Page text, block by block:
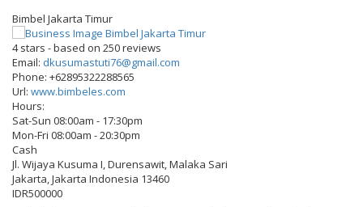
Bimbel Jakarta Timur
4stars - based on 250reviews
Email: dkusumastuti76@gmail.com
Phone: +62895322288565
Url: www.bimbeles.com
Hours:
Sat-Sun 08:00am - 17:30pm
Mon-Fri 08:00am - 20:30pm
Cash
Jl. Wijaya Kusuma I, Durensawit, Malaka Sari
Jakarta Jakarta Indonesia 13460
IDR500000